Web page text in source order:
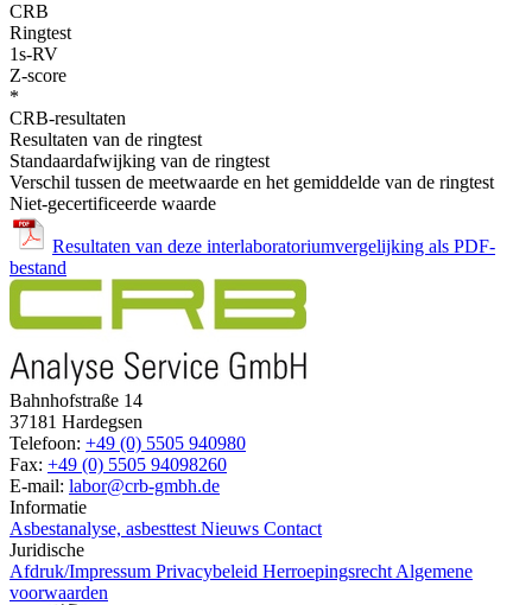
CRB
Ringtest
1s-RV
Z-score
*
CRB-resultaten
Resultaten van de ringtest
Standaardafwijking van de ringtest
Verschil tussen de meetwaarde en het gemiddelde van de ringtest
Niet-gecertificeerde waarde
Resultaten van deze interlaboratoriumvergelijking als PDF-
bestand
Bahnhofstraße 14
37181 Hardegsen
Telefoon: +49 (0) 5505 940980
Fax: +49 (0) 5505 94098260
E-mail: labor@crb-gmbh.de
Informatie
Asbestanalyse, asbesttest Nieuws Contact
Juridische
Afdruk/Impressum Privacybeleid Herroepingsrecht Algemene
voorwaarden